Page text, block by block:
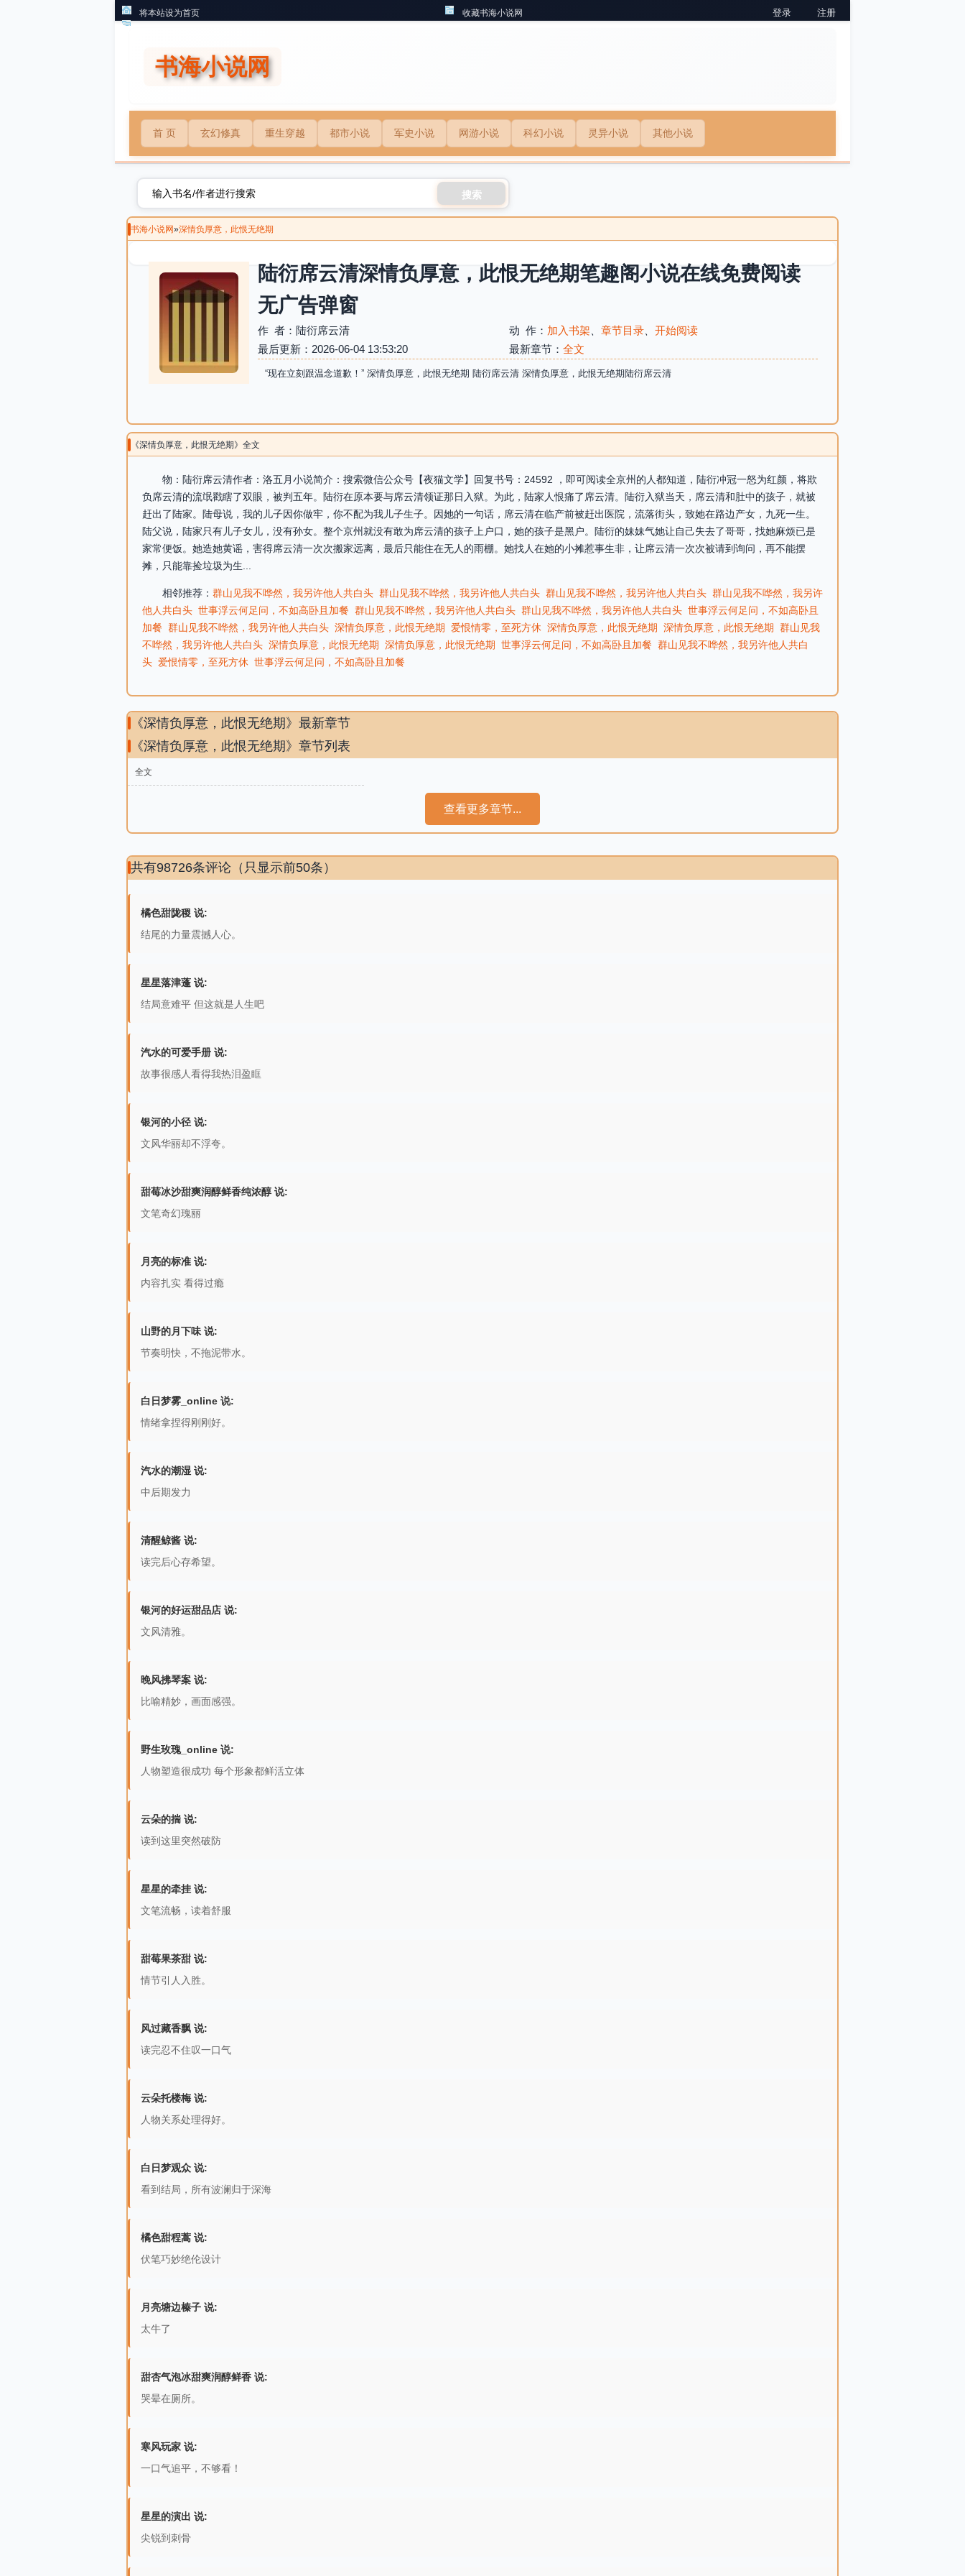
将本站设为首页 收藏书海小说网 登录 注册
书海小说网
首 页 玄幻修真 重生穿越 都市小说 军史小说 网游小说 科幻小说 灵异小说 其他小说
搜索
书海小说网»深情负厚意，此恨无绝期
陆衍席云清深情负厚意，此恨无绝期笔趣阁小说在线免费阅读
无广告弹窗
作 者：陆衍席云清 动 作： 加入书架 章节目录
开始阅读
最后更新：2026-06-04 13:53:20
最新章节： 全文
“现在立刻跟温念道歉！” 深情负厚意，此恨无绝期 陆衍席云清 深情负厚意，此恨无绝期陆衍席云清
《深情负厚意，此恨无绝期》全文
物：陆衍席云清作者：洛五月小说简介：搜索微信公众号【夜猫文学】回复书号：24592 ，即可阅读全京州的人都知道，陆衍冲冠一怒为红颜，将欺
负席云清的流氓戳瞎了双眼，被判五年。陆衍在原本要与席云清领证那日入狱。为此，陆家人恨痛了席云清。陆衍入狱当天，席云清和肚中的孩子，就被
赶出了陆家。陆母说，我的儿子因你做牢，你不配为我儿子生子。因她的一句话，席云清在临产前被赶出医院，流落街头，致她在路边产女，九死一生。
陆父说，陆家只有儿子女儿，没有孙女。整个京州就没有敢为席云清的孩子上户口，她的孩子是黑户。陆衍的妹妹气她让自己失去了哥哥，找她麻烦已是
家常便饭。她造她黄谣，害得席云清一次次搬家远离，最后只能住在无人的雨棚。她找人在她的小摊惹事生非，让席云清一次次被请到询问，再不能摆
摊，只能靠捡垃圾为生...
相邻推荐： 群山见我不哗然，我另许他人共白头 群山见我不哗然，我另许他人共白头 群山见我不哗然，我另许他人共白头 群山见我不哗然，我另许
他人共白头 世事浮云何足问，不如高卧且加餐 群山见我不哗然，我另许他人共白头 群山见我不哗然，我另许他人共白头 世事浮云何足问，不如高卧且
加餐 群山见我不哗然，我另许他人共白头 深情负厚意，此恨无绝期 爱恨情零，至死方休 深情负厚意，此恨无绝期 深情负厚意，此恨无绝期 群山见我
不哗然，我另许他人共白头 深情负厚意，此恨无绝期 深情负厚意，此恨无绝期 世事浮云何足问，不如高卧且加餐 群山见我不哗然，我另许他人共白
头 爱恨情零，至死方休 世事浮云何足问，不如高卧且加餐
《深情负厚意，此恨无绝期》最新章节
《深情负厚意，此恨无绝期》章节列表
全文
查看更多章节...
共有98726条评论（只显示前50条）
橘色甜陇稷 说:
结尾的力量震撼人心。
星星落津蓬 说:
结局意难平 但这就是人生吧
汽水的可爱手册 说:
故事很感人看得我热泪盈眶
银河的小径 说:
文风华丽却不浮夸。
甜莓冰沙甜爽润醇鲜香纯浓醇 说:
文笔奇幻瑰丽
月亮的标准 说:
内容扎实 看得过瘾
山野的月下味 说:
节奏明快，不拖泥带水。
白日梦雾_online 说:
情绪拿捏得刚刚好。
汽水的潮湿 说:
中后期发力
清醒鲸酱 说:
读完后心存希望。
银河的好运甜品店 说:
文风清雅。
晚风拂琴案 说:
比喻精妙，画面感强。
野生玫瑰_online 说:
人物塑造很成功 每个形象都鲜活立体
云朵的揣 说:
读到这里突然破防
星星的牵挂 说:
文笔流畅，读着舒服
甜莓果茶甜 说:
情节引人入胜。
风过藏香飘 说:
读完忍不住叹一口气
云朵托楼梅 说:
人物关系处理得好。
白日梦观众 说:
看到结局，所有波澜归于深海
橘色甜程蒿 说:
伏笔巧妙绝伦设计
月亮塘边榛子 说:
太牛了
甜杏气泡冰甜爽润醇鲜香 说:
哭晕在厕所。
寒风玩家 说:
一口气追平，不够看！
星星的演出 说:
尖锐到刺骨